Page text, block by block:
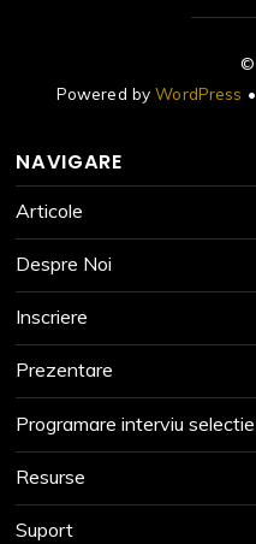
©
Powered byWordPress •
NAVIGARE
Articole
Despre Noi
Inscriere
Prezentare
Programare interviu selectie
Resurse
Suport